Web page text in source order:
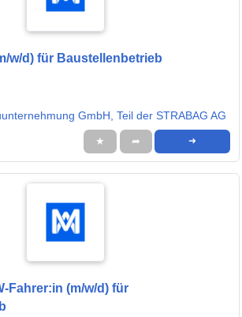
w/d) für Baustellenbetrieb
GmbH, Teil der STRABAG AG
★ ➦ ➜
Fahrer:in (m/w/d) für